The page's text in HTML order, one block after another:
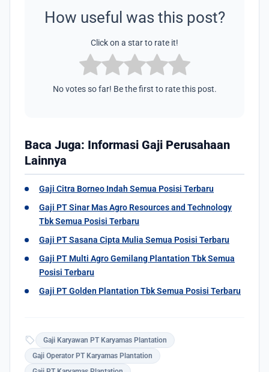
How useful was this post?
Click on a star to rate it!
No votes so far! Be the first to rate this post.
Baca Juga: Informasi Gaji Perusahaan
Lainnya
Gaji Citra Borneo Indah Semua Posisi Terbaru
Gaji PT Sinar Mas Agro Resources and Technology
Tbk Semua Posisi Terbaru
Gaji PT Sasana Cipta Mulia Semua Posisi Terbaru
Gaji PT Multi Agro Gemilang Plantation Tbk Semua
Posisi Terbaru
Gaji PT Golden Plantation Tbk Semua Posisi Terbaru
sell
Gaji Karyawan PT Karyamas Plantation
Gaji Operator PT Karyamas Plantation